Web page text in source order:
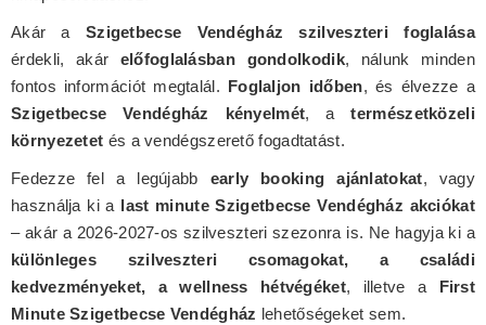
Akár a Szigetbecse Vendégház szilveszteri foglalása
érdekli, akár előfoglalásban gondolkodik, nálunk minden
fontos információt megtalál. Foglaljon időben, és élvezze a
Szigetbecse Vendégház kényelmét, atermészetközeli
környezetet és a vendégszerető fogadtatást.
Fedezze fel a legújabb early booking ajánlatokat, vagy
használja ki a last minute Szigetbecse Vendégház akciókat
– akár a 2026-2027-os szilveszteri szezonra is. Ne hagyja ki a
különleges szilveszteri csomagokat, a családi
kedvezményeket, a wellness hétvégéket, illetve a First
Minute Szigetbecse Vendégház lehetőségeket sem.